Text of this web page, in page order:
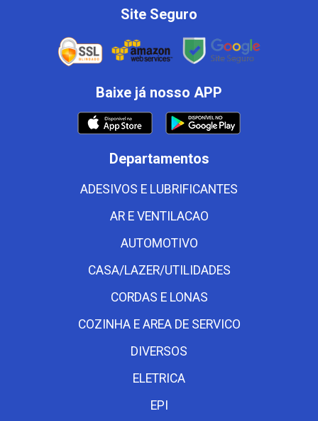
Site Seguro
Baixe já nosso APP
Departamentos
ADESIVOS E LUBRIFICANTES
AR E VENTILACAO
AUTOMOTIVO
CASA/LAZER/UTILIDADES
CORDAS E LONAS
COZINHA E AREA DE SERVICO
DIVERSOS
ELETRICA
EPI